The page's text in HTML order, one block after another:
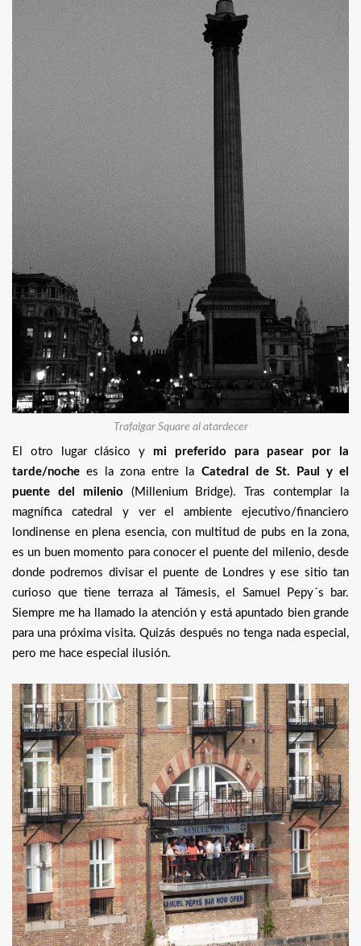
Trafalgar Square al atardecer
El otro lugar clásico y mi preferido para pasear por la
tarde/noche es la zona entre la Catedral de St. Paul y el
puente del milenio (Millenium Bridge). Tras contemplar la
magnífica catedral y ver el ambiente ejecutivo/financiero
londinense en plena esencia, con multitud de pubs en la zona,
es un buen momento para conocer el puente del milenio, desde
donde podremos divisar el puente de Londres y ese sitio tan
curioso que tiene terraza al Támesis, el Samuel Pepy´s bar.
Siempre me ha llamado la atención y está apuntado bien grande
para una próxima visita. Quizás después no tenga nada especial,
pero me hace especial ilusión.